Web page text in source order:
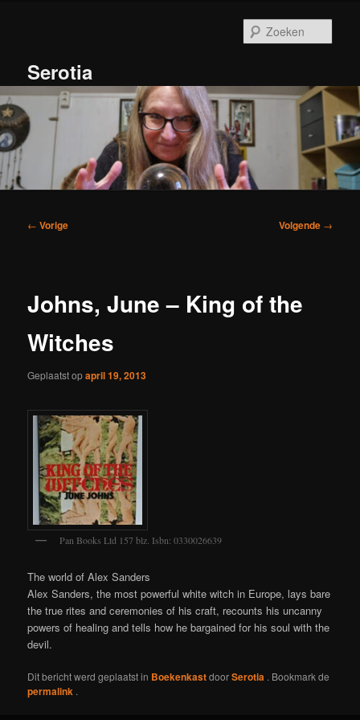
inhoudSerotia
Bericht
← Vorige Volgende →
Johns, June – King of the
Witches
Geplaatst opapril 19, 2013
Pan Books Ltd 157 blz. Isbn: 0330026639
The world of Alex Sanders
Alex Sanders, the most powerful white witch in Europe, lays bare
the true rites and ceremonies of his craft, recounts his uncanny
powers of healing and tells how he bargained for his soul with the
devil.
Dit bericht werd geplaatst in BoekenkastdoorSerotia . Bookmark de
permalink .